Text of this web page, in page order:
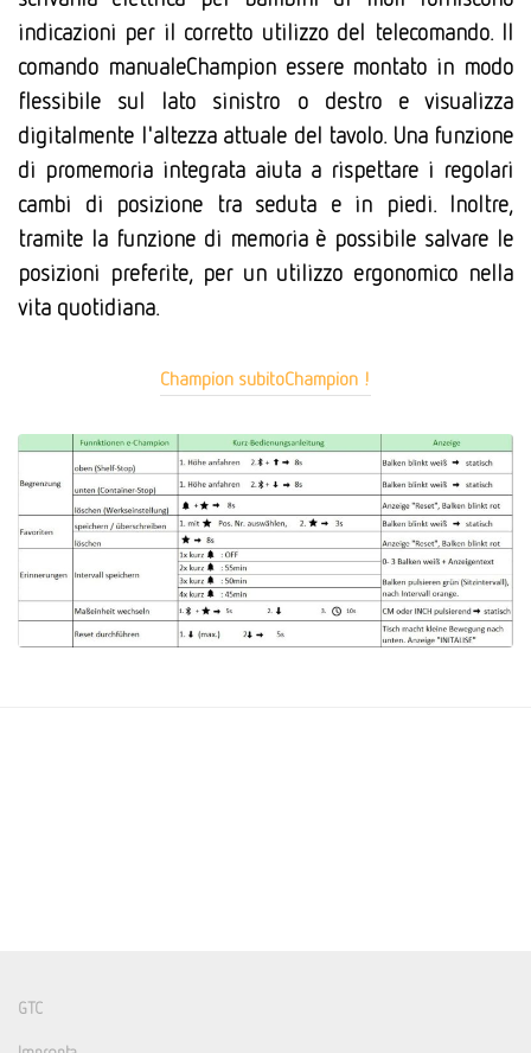
indicazioni per il corretto utilizzo del telecomando. Il
comando manualeChampion essere montato in modo
flessibile sul lato sinistro o destro e visualizza
digitalmente l'altezza attuale del tavolo. Una funzione
di promemoria integrata aiuta a rispettare i regolari
cambi di posizione tra seduta e in piedi. Inoltre,
tramite la funzione di memoria è possibile salvare le
posizioni preferite, per un utilizzo ergonomico nella
vita quotidiana.
Champion subitoChampion !
GTC